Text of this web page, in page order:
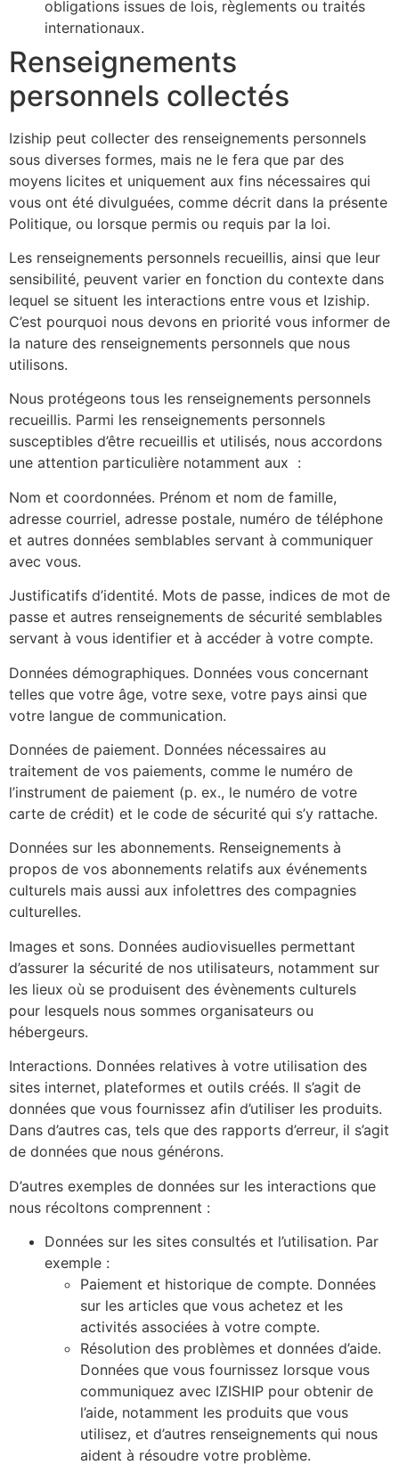
obligations issues de lois, règlements ou traités
internationaux.
Renseignements
personnels collectés
Iziship peut collecter des renseignements personnels
sous diverses formes, mais ne le fera que par des
moyens licites et uniquement aux fins nécessaires qui
vous ont été divulguées, comme décrit dans la présente
Politique, ou lorsque permis ou requis par la loi.
Les renseignements personnels recueillis, ainsi que leur
sensibilité, peuvent varier en fonction du contexte dans
lequel se situent les interactions entre vous et Iziship.
C’est pourquoi nous devons en priorité vous informer de
la nature des renseignements personnels que nous
utilisons.
Nous protégeons tous les renseignements personnels
recueillis. Parmi les renseignements personnels
susceptibles d’être recueillis et utilisés, nous accordons
une attention particulière notamment aux :
Nom et coordonnées. Prénom et nom de famille,
adresse courriel, adresse postale, numéro de téléphone
et autres données semblables servant à communiquer
avec vous.
Justificatifs d’identité. Mots de passe, indices de mot de
passe et autres renseignements de sécurité semblables
servant à vous identifier et à accéder à votre compte.
Données démographiques. Données vous concernant
telles que votre âge, votre sexe, votre pays ainsi que
votre langue de communication.
Données de paiement. Données nécessaires au
traitement de vos paiements, comme le numéro de
l’instrument de paiement (p. ex., le numéro de votre
carte de crédit) et le code de sécurité qui s’y rattache.
Données sur les abonnements. Renseignements à
propos de vos abonnements relatifs aux événements
culturels mais aussi aux infolettres des compagnies
culturelles.
Images et sons. Données audiovisuelles permettant
d’assurer la sécurité de nos utilisateurs, notamment sur
les lieux où se produisent des évènements culturels
pour lesquels nous sommes organisateurs ou
hébergeurs.
Interactions. Données relatives à votre utilisation des
sites internet, plateformes et outils créés. Il s’agit de
données que vous fournissez afin d’utiliser les produits.
Dans d’autres cas, tels que des rapports d’erreur, il s’agit
de données que nous générons.
D’autres exemples de données sur les interactions que
nous récoltons comprennent :
Données sur les sites consultés et l’utilisation. Par
exemple :
Paiement et historique de compte. Données
sur les articles que vous achetez et les
activités associées à votre compte.
Résolution des problèmes et données d’aide.
Données que vous fournissez lorsque vous
communiquez avec IZISHIP pour obtenir de
l’aide, notamment les produits que vous
utilisez, et d’autres renseignements qui nous
aident à résoudre votre problème.